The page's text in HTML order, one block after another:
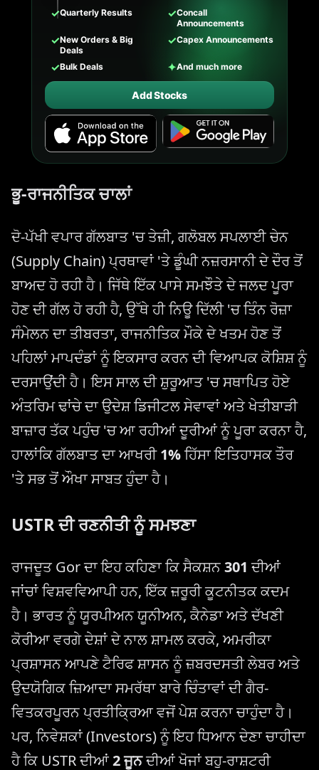
✓Quarterly Results ✓Concall
Announcements
✓New Orders & Big
Deals
✓Capex Announcements
✓Bulk Deals ✦And much more
Add Stocks
ਭੂ-ਰਾਜਨੀਤਿਕ ਚਾਲਾਂ
ਦੋ-ਪੱਖੀ ਵਪਾਰ ਗੱਲਬਾਤ 'ਚ ਤੇਜ਼ੀ, ਗਲੋਬਲ ਸਪਲਾਈ ਚੇਨ
(Supply Chain) ਪ੍ਰਥਾਵਾਂ 'ਤੇ ਡੂੰਘੀ ਨਜ਼ਰਸਾਨੀ ਦੇ ਦੌਰ ਤੋਂ
ਬਾਅਦ ਹੋ ਰਹੀ ਹੈ। ਜਿੱਥੇ ਇੱਕ ਪਾਸੇ ਸਮਝੌਤੇ ਦੇ ਜਲਦ ਪੂਰਾ
ਹੋਣ ਦੀ ਗੱਲ ਹੋ ਰਹੀ ਹੈ, ਉੱਥੇ ਹੀ ਨਿਊ ਦਿੱਲੀ 'ਚ ਤਿੰਨ ਰੋਜ਼ਾ
ਸੰਮੇਲਨ ਦਾ ਤੀਬਰਤਾ, ਰਾਜਨੀਤਿਕ ਮੌਕੇ ਦੇ ਖਤਮ ਹੋਣ ਤੋਂ
ਪਹਿਲਾਂ ਮਾਪਦੰਡਾਂ ਨੂੰ ਇਕਸਾਰ ਕਰਨ ਦੀ ਵਿਆਪਕ ਕੋਸ਼ਿਸ਼ ਨੂੰ
ਦਰਸਾਉਂਦੀ ਹੈ। ਇਸ ਸਾਲ ਦੀ ਸ਼ੁਰੂਆਤ 'ਚ ਸਥਾਪਿਤ ਹੋਏ
ਅੰਤਰਿਮ ਢਾਂਚੇ ਦਾ ਉਦੇਸ਼ ਡਿਜੀਟਲ ਸੇਵਾਵਾਂ ਅਤੇ ਖੇਤੀਬਾੜੀ
ਬਾਜ਼ਾਰ ਤੱਕ ਪਹੁੰਚ 'ਚ ਆ ਰਹੀਆਂ ਦੂਰੀਆਂ ਨੂੰ ਪੂਰਾ ਕਰਨਾ ਹੈ,
ਹਾਲਾਂਕਿ ਗੱਲਬਾਤ ਦਾ ਆਖਰੀ1%ਹਿੱਸਾ ਇਤਿਹਾਸਕ ਤੌਰ
'ਤੇ ਸਭ ਤੋਂ ਔਖਾ ਸਾਬਤ ਹੁੰਦਾ ਹੈ।
USTR ਦੀ ਰਣਨੀਤੀ ਨੂੰ ਸਮਝਣਾ
ਰਾਜਦੂਤ Gor ਦਾ ਇਹ ਕਹਿਣਾ ਕਿ ਸੈਕਸ਼ਨ301 ਦੀਆਂ
ਜਾਂਚਾਂ ਵਿਸ਼ਵਵਿਆਪੀ ਹਨ, ਇੱਕ ਜ਼ਰੂਰੀ ਕੂਟਨੀਤਕ ਕਦਮ
ਹੈ। ਭਾਰਤ ਨੂੰ ਯੂਰਪੀਅਨ ਯੂਨੀਅਨ, ਕੈਨੇਡਾ ਅਤੇ ਦੱਖਣੀ
ਕੋਰੀਆ ਵਰਗੇ ਦੇਸ਼ਾਂ ਦੇ ਨਾਲ ਸ਼ਾਮਲ ਕਰਕੇ, ਅਮਰੀਕਾ
ਪ੍ਰਸ਼ਾਸਨ ਆਪਣੇ ਟੈਰਿਫ ਸ਼ਾਸਨ ਨੂੰ ਜ਼ਬਰਦਸਤੀ ਲੇਬਰ ਅਤੇ
ਉਦਯੋਗਿਕ ਜ਼ਿਆਦਾ ਸਮਰੱਥਾ ਬਾਰੇ ਚਿੰਤਾਵਾਂ ਦੀ ਗੈਰ-
ਵਿਤਕਰਪੂਰਨ ਪ੍ਰਤੀਕ੍ਰਿਆ ਵਜੋਂ ਪੇਸ਼ ਕਰਨਾ ਚਾਹੁੰਦਾ ਹੈ।
ਪਰ, ਨਿਵੇਸ਼ਕਾਂ (Investors) ਨੂੰ ਇਹ ਧਿਆਨ ਦੇਣਾ ਚਾਹੀਦਾ
ਹੈ ਕਿ USTR ਦੀਆਂ2 ਜੂਨਦੀਆਂ ਖੋਜਾਂ ਬਹੁ-ਰਾਸ਼ਟਰੀ